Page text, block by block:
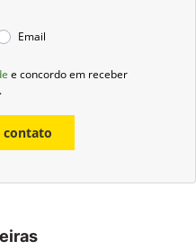
Email
e concordo em receber
contato